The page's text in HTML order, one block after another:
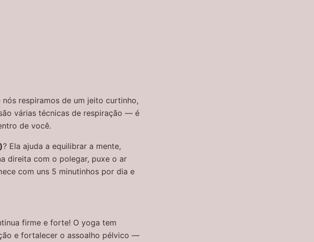
respiramos de um jeito curtinho,
várias técnicas de respiração — é
de você.
? Ela ajuda a equilibrar a mente,
direita com o polegar, puxe o ar
com uns 5 minutinhos por dia e
firme e forte! O yoga tem
e fortalecer o assoalho pélvico —